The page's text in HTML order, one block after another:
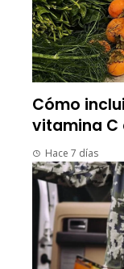
Cómo
vitamina C
Hace 7 días